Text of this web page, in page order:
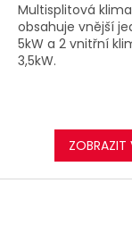
Multisplitová
obsahuje vnější
5kW a 2 vnitřní
3,5kW.
ZOBRAZIT
Z